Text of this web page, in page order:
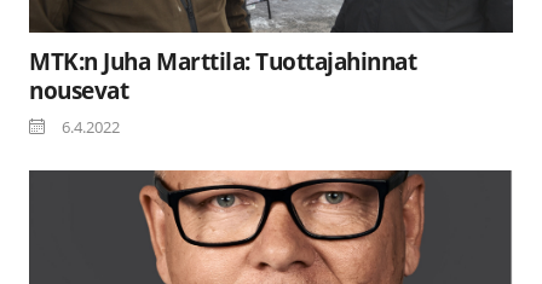
MTK:n Juha Marttila: Tuottajahinnat
nousevat
6.4.2022